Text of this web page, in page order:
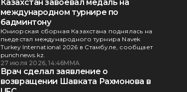
Казахстан завоевал медаль на
международном турнире по
бадминтону
Юниорская сборная Казахстана поднялась на
пьедестал международного турнира Navek
Turkey International 2026 в Стамбуле, сообщает
punchnews.kz.
27 июля 2026, 14:46ММА
Врач сделал заявление о
возвращении Шавката Рахмонова в